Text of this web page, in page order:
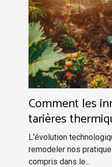
Comment les
tarières
le jardinage
L'évolution
remodeler nos
compris dans le...